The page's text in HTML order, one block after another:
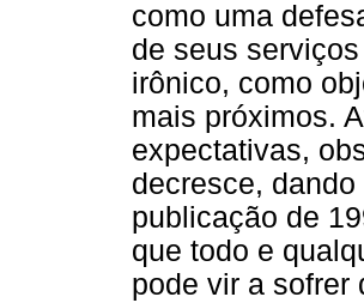
como uma
de seus
irônico, como
mais próximos.
expectativas,
decresce,
publicação de
que todo e
pode vir a sofrer